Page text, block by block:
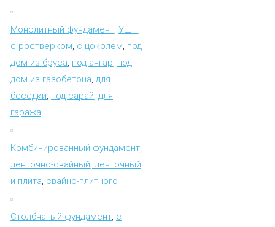
Монолитный фундамент, УШП,
с ростверком, с цоколем, под
дом из бруса, под ангар, под
дом из газобетона, для
беседки, под сарай, для
гаража
Комбинированный фундамент,
ленточно-свайный, ленточный
и плита, свайно-плитного
Столбчатый фундамент, с